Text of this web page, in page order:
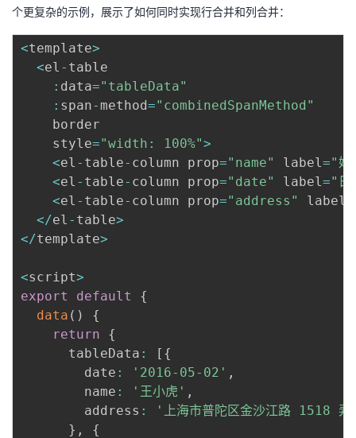
个更复杂的示例，展示了如何同时实现行合并和列合并：
<template>
<el - table
: data="tableData"
: span- method="combinedSpanMethod"
    border
    style
="width: 100%">
<el - table- column prop="name" label="姓
<el - table- column prop="date" label="日
<el - table- column prop="address" label
</el - table>
</template>
<script>
export
default
{
data ( )
{
return
{
      tableData
: [ {
        date
: '2016-05-02' ,
        name
: '王小虎' ,
        address
:
'上海市普陀区金沙江路 1518
} ,
{